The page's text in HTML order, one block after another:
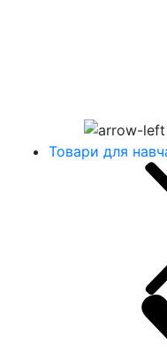
Товари для